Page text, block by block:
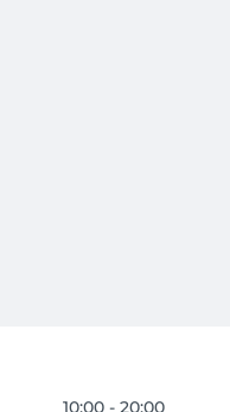
10:00 - 20:00